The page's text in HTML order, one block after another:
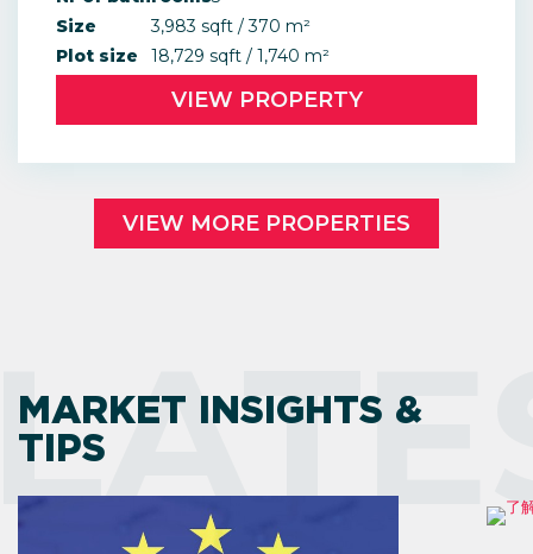
Size
3,983 sqft / 370 m²
Plot size
18,729 sqft / 1,740 m²
VIEW PROPERTY
VIEW MORE PROPERTIES
MARKET INSIGHTS &
TIPS